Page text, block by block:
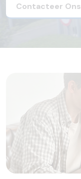
Contacteer Ons